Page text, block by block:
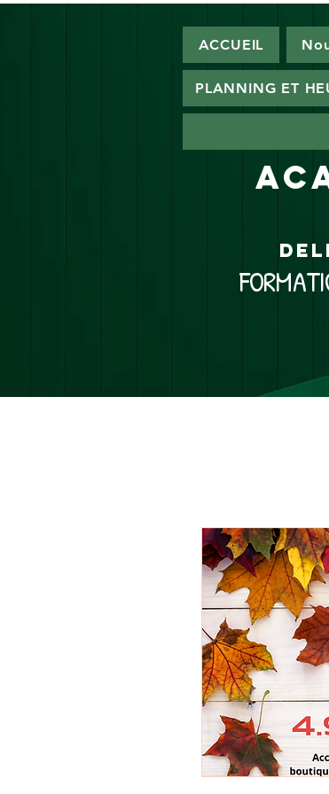
ACCUEIL
PLANNING ET